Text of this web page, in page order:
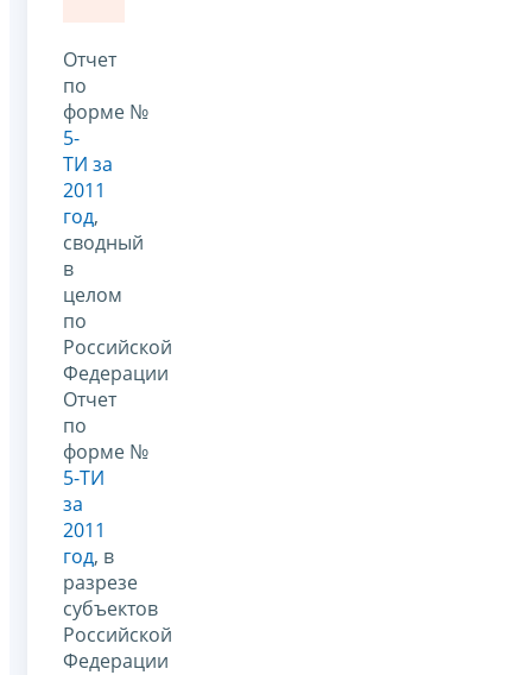
Отчет
по
форме №
5-
ТИ за
2011
год,
сводный
в
целом
по
Российской
Федерации
Отчет
по
форме №
5-ТИ
за
2011
год, в
разрезе
субъектов
Российской
Федерации